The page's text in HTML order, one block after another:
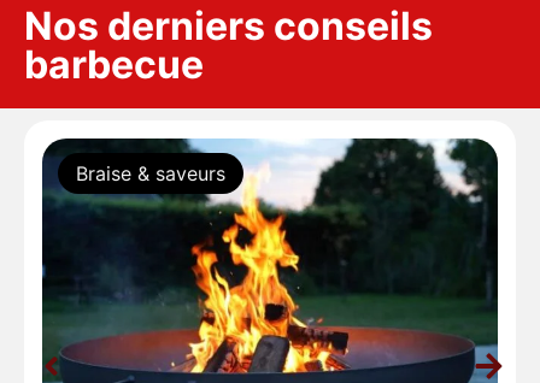
Nos derniers conseils
barbecue
Braise & saveurs